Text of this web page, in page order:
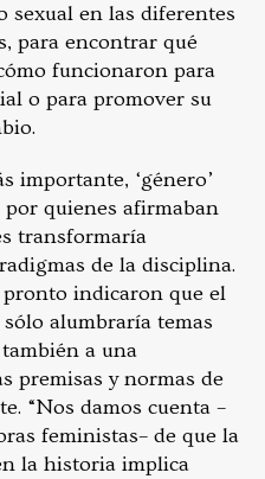
sexual en las diferentes
para encontrar qué
funcionaron para
o para promover su
importante, ‘género’
quienes afirmaban
transformaría
de la disciplina.
pronto indicaron que el
alumbraría temas
a una
premisas y normas de
“Nos damos cuenta –
feministas– de que la
la historia implica